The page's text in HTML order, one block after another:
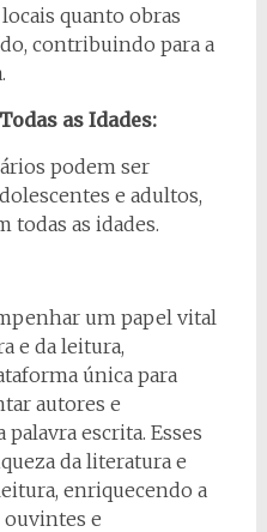
quanto obras
contribuindo para a
as Idades:
podem ser
e adultos,
todas as idades.
um papel vital
e da leitura,
única para
autores e
escrita. Esses
da literatura e
enriquecendo a
e